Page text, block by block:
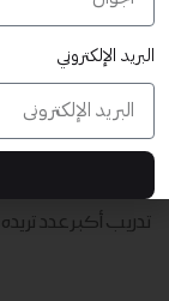
قابلة للتخصيص
تدريب أكبر عدد
تدريب أكبر عدد
البريد الإلكتروني